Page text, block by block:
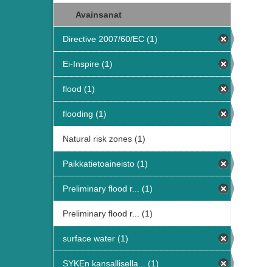
Avainsanat
Directive 2007/60/EC (1)
Ei-Inspire (1)
flood (1)
flooding (1)
Natural risk zones (1)
Paikkatietoaineisto (1)
Preliminary flood r... (1)
Preliminary flood r... (1)
surface water (1)
SYKEn kansallisella... (1)